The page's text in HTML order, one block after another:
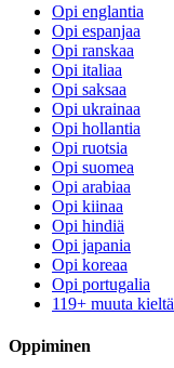
Opi englantia
Opi espanjaa
Opi ranskaa
Opi italiaa
Opi saksaa
Opi ukrainaa
Opi hollantia
Opi ruotsia
Opi suomea
Opi arabiaa
Opi kiinaa
Opi hindiä
Opi japania
Opi koreaa
Opi portugalia
119+ muuta kieltä
Oppiminen